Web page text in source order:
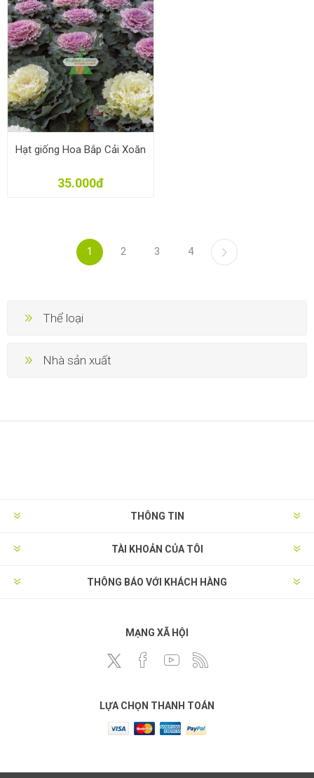
Hạt giống Hoa Bắp Cải Xoăn
35.000đ
1 2 3 4
Thể loại
Nhà sản xuất
THÔNG TIN
TÀI KHOẢN CỦA TÔI
THÔNG BÁO VỚI KHÁCH HÀNG
MẠNG XÃ HỘI
LỰA CHỌN THANH TOÁN